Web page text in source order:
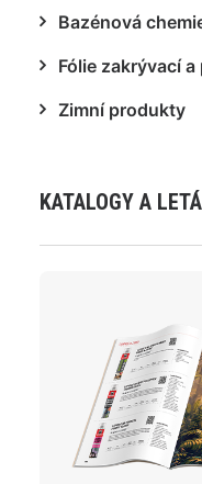
Bazénová
Fólie zakrývací
Zimní produkty
KATALOGY A